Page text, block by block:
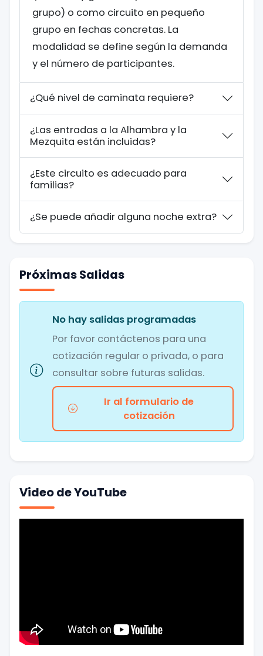
grupo) o como circuito en pequeño
grupo en fechas concretas. La
modalidad se define según la demanda
y el número de participantes.
¿Qué nivel de caminata requiere?
¿Las entradas a la Alhambra y la
Mezquita están incluidas?
¿Este circuito es adecuado para
familias?
¿Se puede añadir alguna noche extra?
Próximas Salidas
No hay salidas programadas
Por favor contáctenos para una
cotización regular o privada, o para
consultar sobre futuras salidas.
Ir al formulario de
cotización
Video de YouTube